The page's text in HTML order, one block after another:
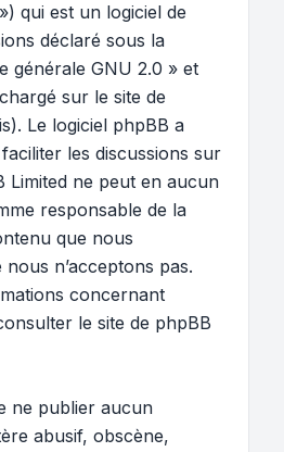
qui est un logiciel de
déclaré sous la
générale GNU 2.0 » et
sur le site de
Le logiciel phpBB a
les discussions sur
Limited ne peut en aucun
responsable de la
que nous
n’acceptons pas.
concernant
le site de phpBB
ne publier aucun
abusif, obscène,